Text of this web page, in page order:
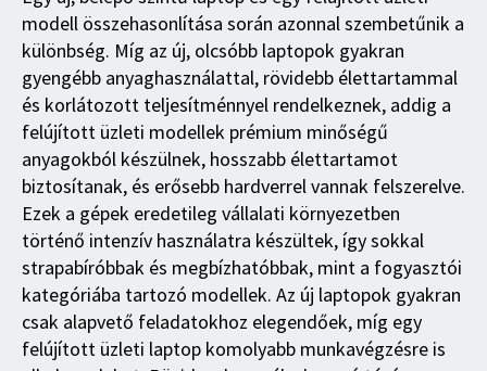
modell összehasonlítása során azonnal szembetűnik a
különbség. Míg az új, olcsóbb laptopok gyakran
gyengébb anyaghasználattal, rövidebb élettartammal
és korlátozott teljesítménnyel rendelkeznek, addig a
felújított üzleti modellek prémium minőségű
anyagokból készülnek, hosszabb élettartamot
biztosítanak, és erősebb hardverrel vannak felszerelve.
Ezek a gépek eredetileg vállalati környezetben
történő intenzív használatra készültek, így sokkal
strapabíróbbak és megbízhatóbbak, mint a fogyasztói
kategóriába tartozó modellek. Az új laptopok gyakran
csak alapvető feladatokhoz elegendőek, míg egy
felújított üzleti laptop komolyabb munkavégzésre is